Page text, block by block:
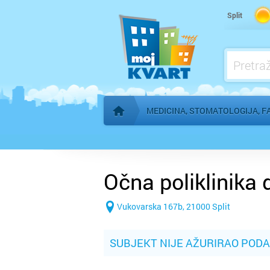
Split
Početna stranica
MEDICINA, STOMATOLOGIJA,
Kućna njega
Logoped
Ljekarna, farmacija
Očna poliklinika
Vukovarska 167b, 21000 Split
SUBJEKT NIJE AŽURIRAO